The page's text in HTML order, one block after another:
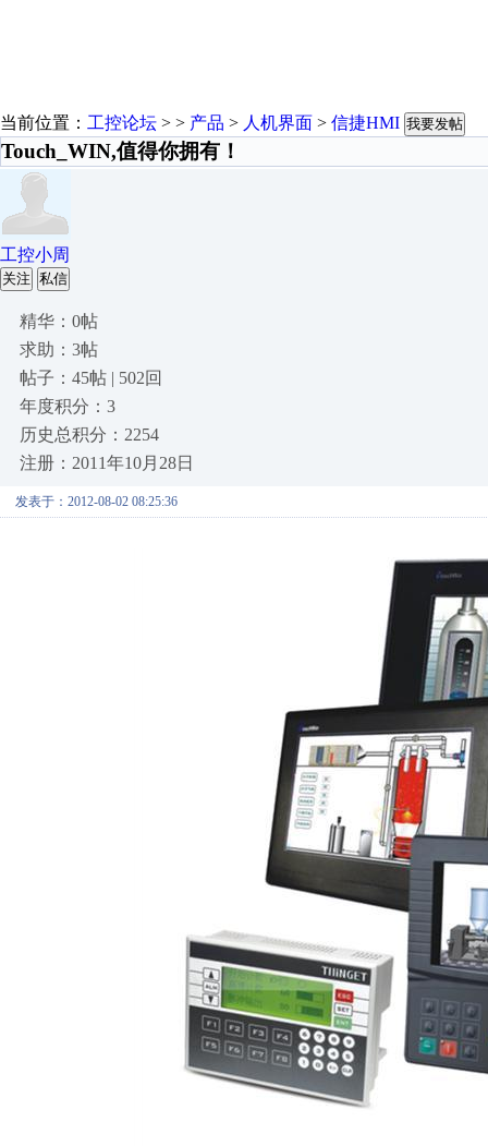
当前位置： 工控论坛 > > 产品 > 人机界面 > 信捷HMI 我要发帖
Touch_WIN,值得你拥有！
工控小周
关注 私信
精华：0帖
求助：3帖
帖子：45帖 | 502回
年度积分：3
历史总积分：2254
注册：2011年10月28日
发表于：2012-08-02 08:25:36